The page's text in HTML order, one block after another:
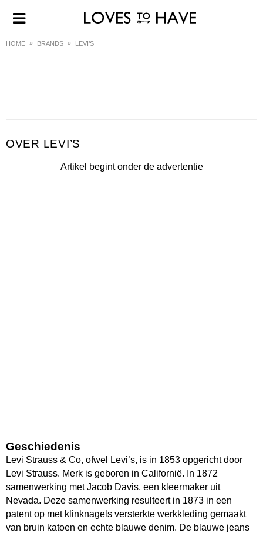
HOME BRANDS LEVI’S
LEVI’S
Artikel begint onder de advertentie
Geschiedenis
Levi Strauss & Co, ofwel Levi’s, is in 1853 opgericht door
Levi Strauss. Merk is geboren in Californië. In 1872
samenwerking met Jacob Davis, een kleermaker uit
Nevada. Deze samenwerking resulteert in 1873 in een
patent op met klinknagels versterkte werkkleding gemaakt
van bruin katoen en echte blauwe denim. De blauwe jeans